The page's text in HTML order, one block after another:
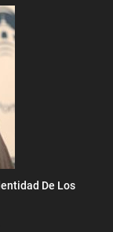
De Los